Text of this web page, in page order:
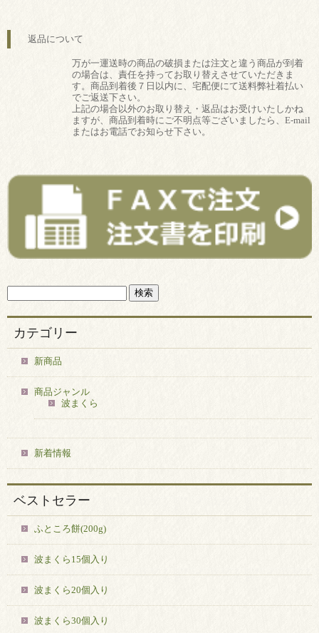
返品について
万が一運送時の商品の破損または注文と違う商品が到着
の場合は、責任を持ってお取り替えさせていただきま
す。商品到着後７日以内に、宅配便にて送料弊社着払い
でご返送下さい。
上記の場合以外のお取り替え・返品はお受けいたしかね
ますが、商品到着時にご不明点等ございましたら、E-mail
またはお電話でお知らせ下さい。
カテゴリー
新商品
商品ジャンル
波まくら
新着情報
ベストセラー
ふところ餅(200g)
波まくら15個入り
波まくら20個入り
波まくら30個入り